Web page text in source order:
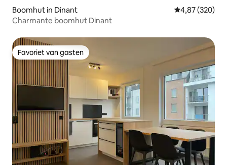
Boomhut in Dinant Gemiddelde
4,87 (320)
Charmante boomhut Dinant
Favoriet van gasten
Favoriet van gasten